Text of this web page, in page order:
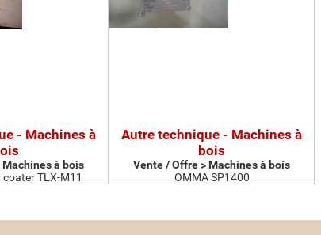
- Machines à
à bois
TLX-M11
Autre technique - Machines à
bois
Vente / Offre > Machines à bois
OMMA SP1400